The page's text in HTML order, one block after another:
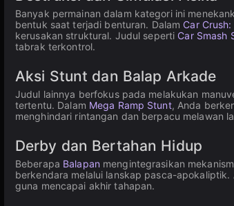
Banyak permainan dalam kategori ini
bentuk saat terjadi benturan. Dalam Car
kerusakan struktural. Judul seperti Car Smash
tabrak terkontrol.
Aksi Stunt dan Balap Arkade
Judul lainnya berfokus pada melakukan
tertentu. Dalam Mega Ramp Stunt, Anda
menghindari rintangan dan berpacu melawan
Derby dan Bertahan Hidup
Beberapa Balapan mengintegrasikan
berkendara melalui lanskap pasca-
guna mencapai akhir tahapan.